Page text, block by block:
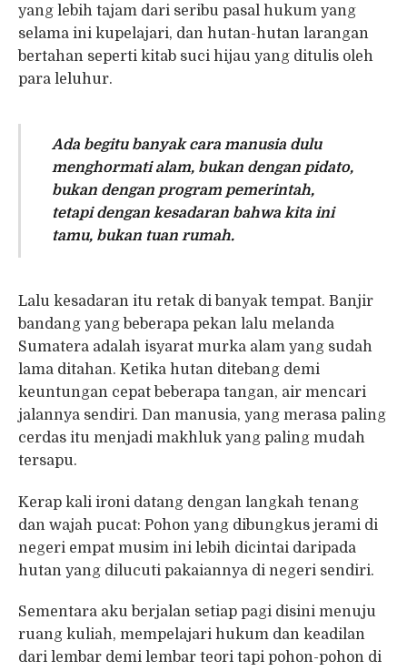
yang lebih tajam dari seribu pasal hukum yang
selama ini kupelajari, dan hutan-hutan larangan
bertahan seperti kitab suci hijau yang ditulis oleh
para leluhur.
Ada begitu banyak cara manusia dulu
menghormati alam, bukan dengan pidato,
bukan dengan program pemerintah,
tetapi dengan kesadaran bahwa kita ini
tamu, bukan tuan rumah.
Lalu kesadaran itu retak di banyak tempat. Banjir
bandang yang beberapa pekan lalu melanda
Sumatera adalah isyarat murka alam yang sudah
lama ditahan. Ketika hutan ditebang demi
keuntungan cepat beberapa tangan, air mencari
jalannya sendiri. Dan manusia, yang merasa paling
cerdas itu menjadi makhluk yang paling mudah
tersapu.
Kerap kali ironi datang dengan langkah tenang
dan wajah pucat: Pohon yang dibungkus jerami di
negeri empat musim ini lebih dicintai daripada
hutan yang dilucuti pakaiannya di negeri sendiri.
Sementara aku berjalan setiap pagi disini menuju
ruang kuliah, mempelajari hukum dan keadilan
dari lembar demi lembar teori tapi pohon-pohon di